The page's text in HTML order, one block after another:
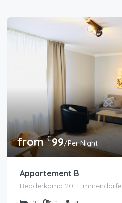
from€99/Per Night
Appartement B
Redderkamp 20,